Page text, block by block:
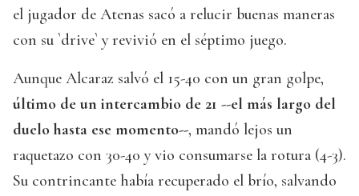
el jugador de Atenas sacó a relucir buenas maneras
con su `drive` y revivió en el séptimo juego.
Aunque Alcaraz salvó el 15-40 con un gran golpe,
último de un intercambio de 21 --el más largo del
duelo hasta ese momento--, mandó lejos un
raquetazo con 30-40 y vio consumarse la rotura (4-3).
Su contrincante había recuperado el brío, salvando